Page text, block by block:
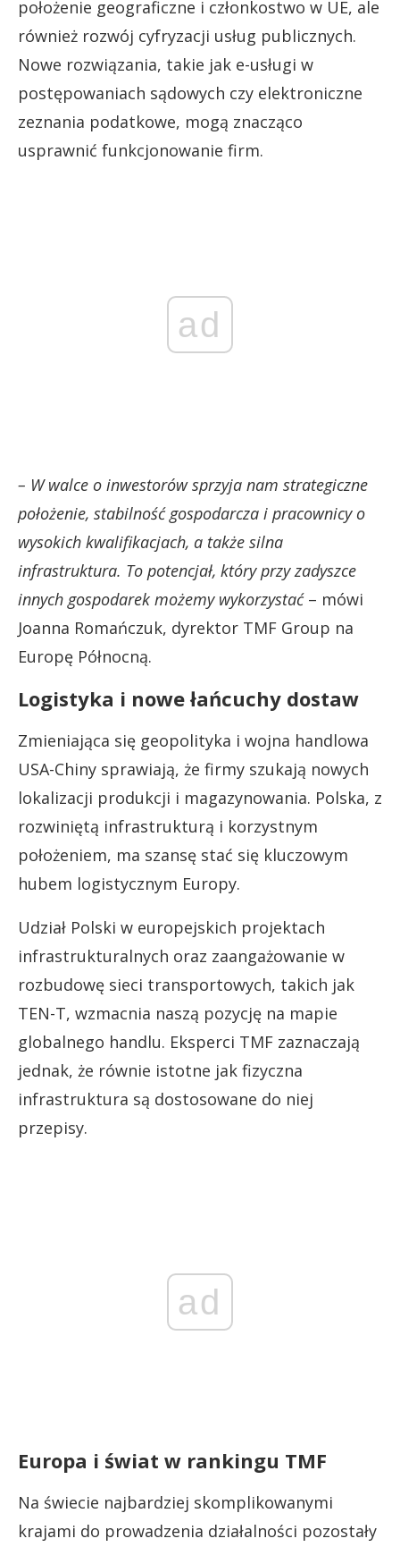
położenie geograficzne i członkostwo w UE, ale
również rozwój cyfryzacji usług publicznych.
Nowe rozwiązania, takie jak e-usługi w
postępowaniach sądowych czy elektroniczne
zeznania podatkowe, mogą znacząco
usprawnić funkcjonowanie firm.
ad
– W walce o inwestorów sprzyja nam strategiczne
położenie, stabilność gospodarcza i pracownicy o
wysokich kwalifikacjach, a także silna
infrastruktura. To potencjał, który przy zadyszce
innych gospodarek możemy wykorzystać– mówi
Joanna Romańczuk, dyrektor TMF Group na
Europę Północną.
Logistyka i nowe łańcuchy dostaw
Zmieniająca się geopolityka i wojna handlowa
USA-Chiny sprawiają, że firmy szukają nowych
lokalizacji produkcji i magazynowania. Polska, z
rozwiniętą infrastrukturą i korzystnym
położeniem, ma szansę stać się kluczowym
hubem logistycznym Europy.
Udział Polski w europejskich projektach
infrastrukturalnych oraz zaangażowanie w
rozbudowę sieci transportowych, takich jak
TEN-T, wzmacnia naszą pozycję na mapie
globalnego handlu. Eksperci TMF zaznaczają
jednak, że równie istotne jak fizyczna
infrastruktura są dostosowane do niej
przepisy.
ad
Europa i świat w rankingu TMF
Na świecie najbardziej skomplikowanymi
krajami do prowadzenia działalności pozostały